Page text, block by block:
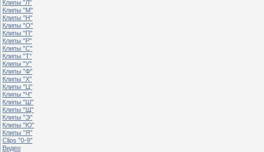
Клипы "Л"
Клипы "М"
Клипы "Н"
Клипы "О"
Клипы "П"
Клипы "Р"
Клипы "С"
Клипы "Т"
Клипы "У"
Клипы "Ф"
Клипы "Х"
Клипы "Ц"
Клипы "Ч"
Клипы "Ш"
Клипы "Щ"
Клипы "Э"
Клипы "Ю"
Клипы "Я"
Clips "0-9"
Видео